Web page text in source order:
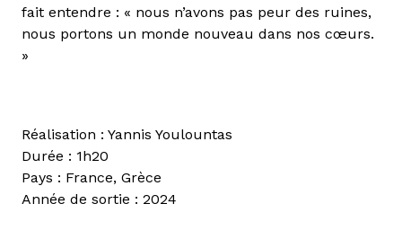
fait entendre : « nous n’avons pas peur des ruines,
nous portons un monde nouveau dans nos cœurs.
»
Réalisation : Yannis Youlountas
Durée : 1h20
Pays : France, Grèce
Année de sortie : 2024